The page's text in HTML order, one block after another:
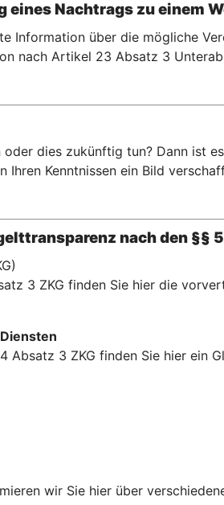
Nachtrags zu einem
Information über die mögliche
nach Artikel 23 Absatz 3
dies zukünftig tun? Dann ist
Ihren Kenntnissen ein Bild
nach den §§ 5
3 ZKG finden Sie hier die
Absatz 3 ZKG finden Sie hier
wir Sie hier über